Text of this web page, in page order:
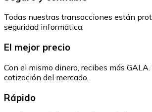
Todas nuestras transacciones están
seguridad informática.
El mejor precio
Con el mismo dinero, recibes más
cotización del mercado.
Rápido